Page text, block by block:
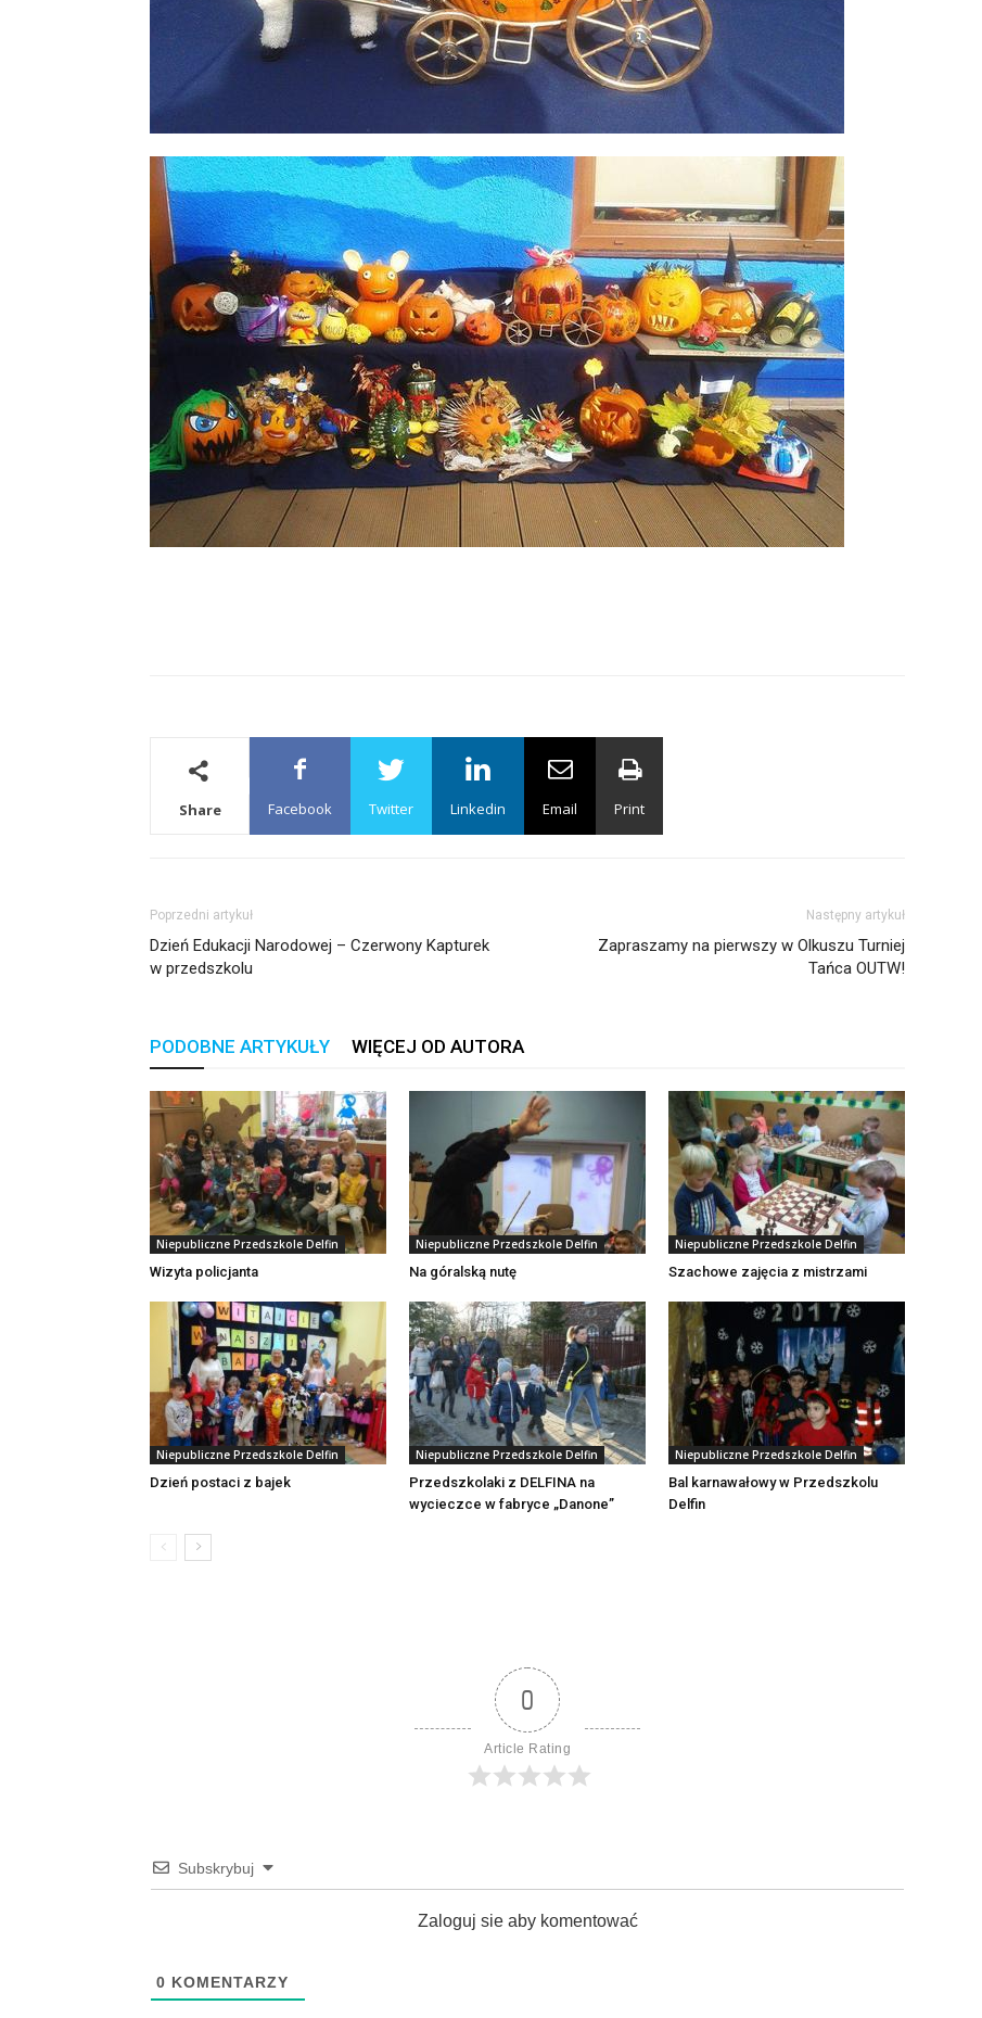
Share Facebook Twitter Linkedin Email Print
Poprzedni artykuł
Dzień Edukacji Narodowej – Czerwony Kapturek
w przedszkolu
Następny artykuł
Zapraszamy na pierwszy w Olkuszu Turniej
Tańca OUTW!
PODOBNE ARTYKUŁY WIĘCEJ OD AUTORA
Niepubliczne Przedszkole Delfin
Wizyta policjanta
Niepubliczne Przedszkole Delfin
Na góralską nutę
Niepubliczne Przedszkole Delfin
Szachowe zajęcia z mistrzami
Niepubliczne Przedszkole Delfin
Dzień postaci z bajek
Niepubliczne Przedszkole Delfin
Przedszkolaki z DELFINA na
wycieczce w fabryce „Danone”
Niepubliczne Przedszkole Delfin
Bal karnawałowy w Przedszkolu
Delfin
0
Article Rating
Subskrybuj
Zaloguj sie aby komentować
0 KOMENTARZY